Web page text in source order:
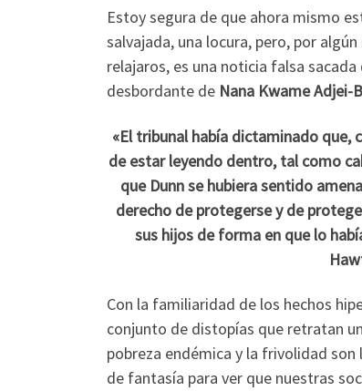
Estoy segura de que ahora mismo
salvajada, una locura, pero, por
relajaros, es una noticia falsa
desbordante de Nana Kwame Adjei-
«El tribunal había dictaminado que,
de estar leyendo dentro, tal como
que Dunn se hubiera sentido
derecho de protegerse y de
sus hijos de forma en que lo
Con la familiaridad de los hechos
conjunto de distopías que retratan
pobreza endémica y la frivolidad
de fantasía para ver que nuestras